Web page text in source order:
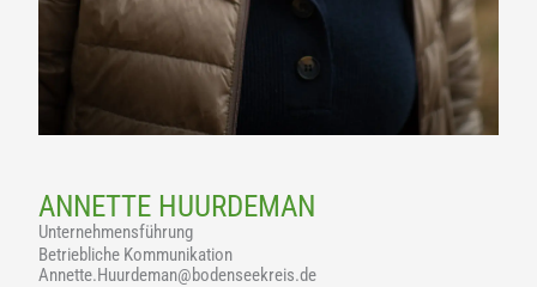
ANNETTE HUURDEMAN
Unternehmensführung
Betriebliche Kommunikation
Annette.Huurdeman@bodenseekreis.de